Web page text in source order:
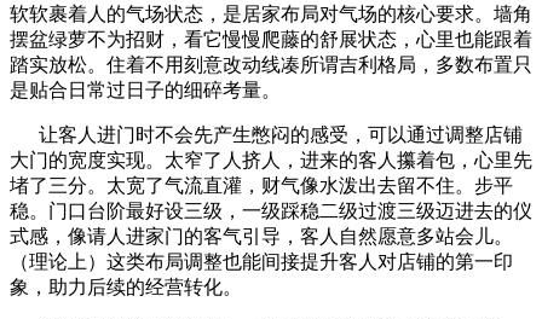
软软裹着人的气场状态，是居家布局对气场的核心要求。墙角
摆盆绿萝不为招财，看它慢慢爬藤的舒展状态，心里也能跟着
踏实放松。住着不用刻意改动线凑所谓吉利格局，多数布置只
是贴合日常过日子的细碎考量。
让客人进门时不会先产生憋闷的感受，可以通过调整店铺
大门的宽度实现。太窄了人挤人，进来的客人攥着包，心里先
堵了三分。太宽了气流直灌，财气像水泼出去留不住。步平
稳。门口台阶最好设三级，一级踩稳二级过渡三级迈进去的仪
式感，像请人进家门的客气引导，客人自然愿意多站会儿。
（理论上）这类布局调整也能间接提升客人对店铺的第一印
象，助力后续的经营转化。